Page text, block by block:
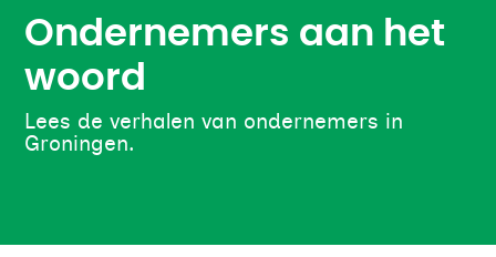
Ondernemers aan het
woord
Lees de verhalen van ondernemers in
Groningen.